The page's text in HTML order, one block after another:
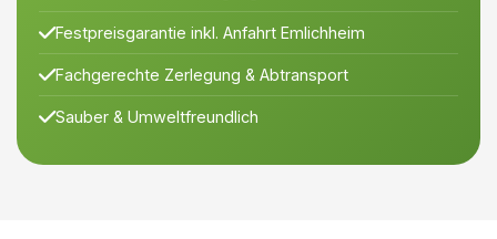
Festpreisgarantie inkl. Anfahrt Emlichheim
Fachgerechte Zerlegung & Abtransport
Sauber & Umweltfreundlich